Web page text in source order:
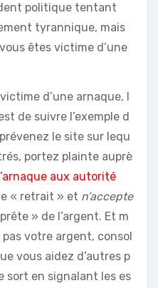
politique tentant
tyrannique, mais
êtes victime d’une
d’une arnaque, l
de suivre l’exemple d
le site sur lequ
portez plainte auprè
aux autorité
« retrait » et n’accepte
» de l’argent. Et m
votre argent, consol
vous aidez d’autres p
sort en signalant les es